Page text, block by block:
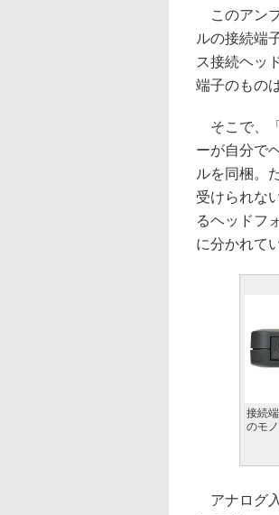
このアン
ルの接続端
ス接続ヘッ
端子のもの
そこで、
ーが自分で
ルを同梱。
受けられな
るヘッドフ
に分かれて
接続
のモ
アナログ